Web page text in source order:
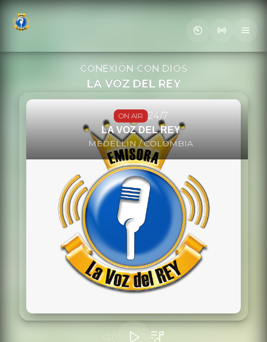
CONEXIÓN CON DIOS
LA VOZ DEL REY
ON AIR 24/7
LA VOZ DEL REY
MEDELLIN / COLOMBIA
Letra